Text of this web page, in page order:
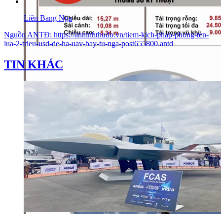
Liên Bang Nga
Nguồn ANTĐ: https://anninhthudo.vn/tiem-kich-phap-phong-ten-
lua-2-trieu-usd-de-ha-uav-bay-tu-nga-post655800.antd
TIN KHÁC